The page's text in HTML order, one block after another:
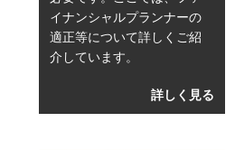
イナンシャルプランナーの
適正等について詳しくご紹
介しています。
詳しく見る